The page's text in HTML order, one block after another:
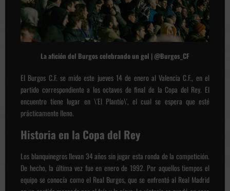
La afición del Burgos celebrando un gol | @Burgos_CF
El Burgos C.F. se mide este jueves 14 de enero al Valencia C.F., en el
partido correspondiente a los octavos de final de la Copa del Rey. El
encuentro tiene lugar en \'El Plantío\', el cual se espera que esté
prácticamente lleno.
Historia en la Copa del Rey
Los blanquinegros llevan 34 años sin jugar esta ronda de la competición.
De hecho, la última vez fue en enero de 1992. Por aquellos tiempos el
equipo se conocía como el Real Burgos, que se enfrentó al Real Madrid